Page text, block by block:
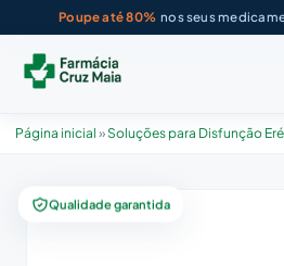
Poupe até 80% nos seus
Página inicial »Soluções para Disfunção
Qualidade garantida